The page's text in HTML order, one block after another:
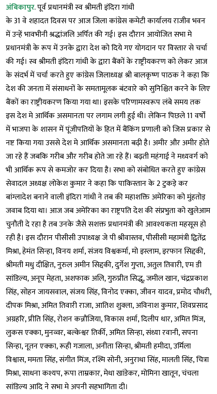
अंबिकापुर. पूर्व प्रधानमंत्री स्व श्रीमती इंदिरा गांधी
के 31 वे शहादत दिवस पर आज जिला कांग्रेस कमेटी कार्यालय राजीव भवन
में उन्हें भावभीनी श्रद्धांजलि अर्पित की गई। इस दौरान आयोजित सभा मे
प्रधानमंत्री के रूप में उनके द्वारा देश को दिये गए योगदान पर विस्तार से चर्चा
की गई। स्व श्रीमती इंदिरा गांधी के द्वारा बैंकों के राष्ट्रीयकरण को लेकर आज
के संदर्भ में चर्चा करते हुए कांग्रेस जिलाध्यक्ष श्री बालकृष्ण पाठक ने कहा कि
देश की जनता में संसाधनों के समतामूलक बंटवारे को सुनिश्चित करने के लिए
बैंकों का राष्ट्रीयकरण किया गया था। इसके परिणामस्वरूप लंबे समय तक
इस देश मे आर्थिक असमानता पर लगाम लगी हुई थी। लेकिन पिछले 11 वर्षों
में भाजपा के शासन में पूंजीपतियों के हित में बैंकिंग प्रणाली को जिस प्रकार से
नष्ट किया गया उससे देश मे आर्थिक असमानता बढ़ी है। अमीर और अमीर होते
जा रहे हैं जबकि गरीब और गरीब होते जा रहे हैं। बढ़ती महंगाई ने मध्यवर्ग को
भी आर्थिक रूप से कमजोर कर दिया है। सभा को संबोधित करते हुए कांग्रेस
सेवादल अध्यक्ष लोकेश कुमार ने कहा कि पाकिस्तान के 2 टुकड़े कर
बांग्लादेश बनाने वाली इंदिरा गांधी ने तब की महाशक्ति अमेरिका को मुंहतोड़
जवाब दिया था। आज जब अमेरिका का राष्ट्रपति देश की संप्रभुता को खुलेआम
चुनौती दे रहा है तब उनके जैसे सशक्त प्रधानमंत्री की आवश्यकता महसूस हो
रही है। इस दौरान पीसीसी उपाध्यक्ष जे पी श्रीवास्तव, पीसीसी महामंत्री द्वितेंद्र
मिश्रा, हेमंत सिन्हा, विनय शर्मा, संजय विश्वकर्मा, मो इस्लाम, इरफान सिद्दकी,
श्रीमती मधु दीक्षित, नुरुल अमीन सिद्दकी, दुर्गेश गुप्ता, अतुल तिवारी, एम डी
सांडिल्य, अनूप मेहता, अशफाक अलि, गुरुप्रीत सिद्धू, जमील खान, चंद्रप्रकाश
सिंह, सोहन जायसवाल, संजय सिंह, विनोद एक्का, जीवन यादव, प्रमोद चौधरी,
दीपक मिश्रा, अमित तिवारी राजा, आतिश शुक्ला, अविनाश कुमार, शिवप्रसाद
अग्रहरि, प्रीति सिंह, रोशन कन्नौजिया, विकास शर्मा, दिलीप धार, अमित मिंज,
लुकस एक्का, मुनव्वर, बल्केश्वर तिर्की, अमित सिन्हा, संध्या रवानी, सपना
सिन्हा, नूतन एक्का, रूही गजाला, अनीता सिन्हा, श्रीमती हमीदा, उर्मिला
विश्वास, ममता सिंह, संगीत मिंज, रश्मि सोनी, अनुराधा सिंह, मालती सिंह, चित्रा
मिश्रा, साधना कश्यप, रूपा ताम्रकार, मेधा खांडेकर, मोमिना खातून, चंचला
सांडिल्य आदि ने सभा मे अपनी सहभागिता दी।